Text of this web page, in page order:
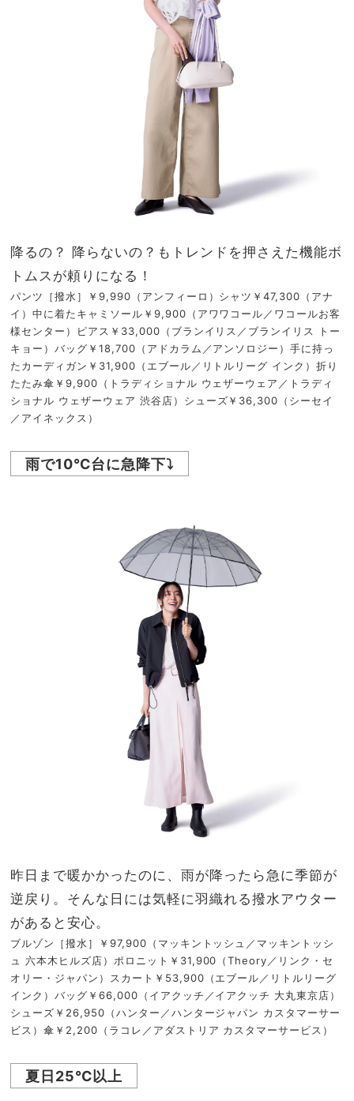
降るの？ 降らないの？もトレンドを押さえた機能ボ
トムスが頼りになる！
パンツ［撥水］￥9,990（アンフィーロ）シャツ￥47,300（アナ
イ）中に着たキャミソール￥9,900（アワワコール／ワコールお客
様センター）ピアス￥33,000（ブランイリス／ブランイリス トー
キョー）バッグ￥18,700（アドカラム／アンソロジー）手に持っ
たカーディガン￥31,900（エブール／リトルリーグ インク）折り
たたみ傘￥9,900（トラディショナル ウェザーウェア／トラディ
ショナル ウェザーウェア 渋谷店）シューズ￥36,300（シーセイ
／アイネックス）
雨で10℃台に急降下⤵
昨日まで暖かかったのに、雨が降ったら急に季節が
逆戻り。そんな日には気軽に羽織れる撥水アウター
があると安心。
ブルゾン［撥水］￥97,900（マッキントッシュ／マッキントッシ
ュ 六本木ヒルズ店）ポロニット￥31,900（Theory／リンク・セ
オリー・ジャパン）スカート￥53,900（エブール／リトルリーグ
インク）バッグ￥66,000（イアクッチ／イアクッチ 大丸東京店）
シューズ￥26,950（ハンター／ハンタージャパン カスタマーサー
ビス）傘￥2,200（ラコレ／アダストリア カスタマーサービス）
夏日25℃以上